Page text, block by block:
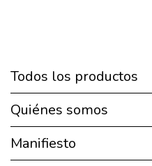
Todos los productos
Quiénes somos
Manifiesto